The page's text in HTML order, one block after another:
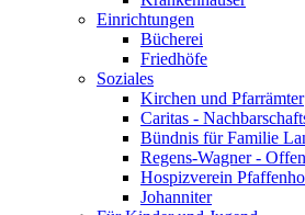
Einrichtungen
Bücherei
Friedhöfe
Soziales
Kirchen und Pfarrämter
Caritas -
Bündnis für Familie
Regens-Wagner -
Hospizverein
Johanniter